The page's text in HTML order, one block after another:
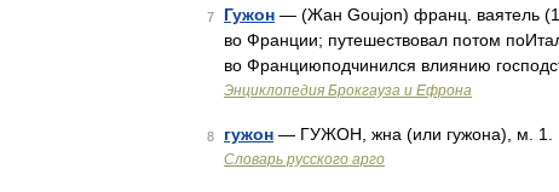
7 Гужон — (Жан Goujon) франц. ваятель
во Франции; путешествовал потом
во Франциюподчинился влиянию
Энциклопедия Брокгауза и Ефрона
8 гужон — ГУЖОН, жна (или гужона), м. 1.
Словарь русского арго